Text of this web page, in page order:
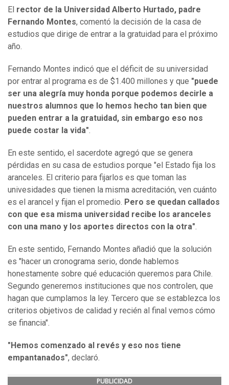
El rector de la Universidad Alberto Hurtado, padre
Fernando Montes, comentó la decisión de la casa de
estudios que dirige de entrar a la gratuidad para el próximo
año.
Fernando Montes indicó que el déficit de su universidad
por entrar al programa es de $1.400 millones y que "puede
ser una alegría muy honda porque podemos decirle a
nuestros alumnos que lo hemos hecho tan bien que
pueden entrar a la gratuidad, sin embargo eso nos
puede costar la vida".
En este sentido, el sacerdote agregó que se genera
pérdidas en su casa de estudios porque "el Estado fija los
aranceles. El criterio para fijarlos es que toman las
univesidades que tienen la misma acreditación, ven cuánto
es el arancel y fijan el promedio. Pero se quedan callados
con que esa misma universidad recibe los aranceles
con una mano y los aportes directos con la otra".
En este sentido, Fernando Montes añadió que la solución
es "hacer un cronograma serio, donde hablemos
honestamente sobre qué educación queremos para Chile.
Segundo generemos instituciones que nos controlen, que
hagan que cumplamos la ley. Tercero que se establezca los
criterios objetivos de calidad y recién al final vemos cómo
se financia".
"Hemos comenzado al revés y eso nos tiene
empantanados", declaró.
PUBLICIDAD